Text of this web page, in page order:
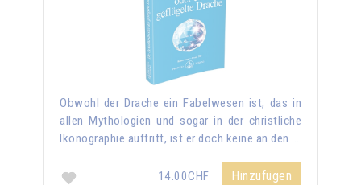
Obwohl der Drache ein Fabelwesen ist, das in
allen Mythologien und sogar in der christliche
Ikonographie auftritt, ist er doch keine an den …
14.00CHF Hinzufügen